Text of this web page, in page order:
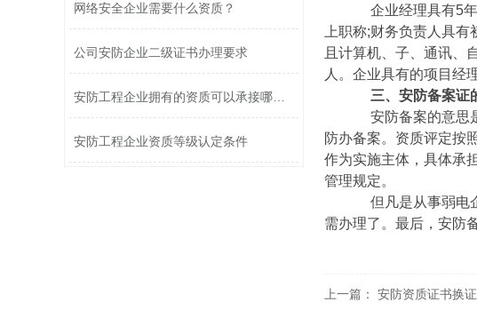
网络安全企业需要什么资质？
公司安防企业二级证书办理要求
安防工程企业资质等级认定条件
企业经理具有5年
上职称;财务负责人具
且计算机、子、通讯、
人。企业具有的项目经
三、安防备案证
安防备案的意思是:
防办备案。资质评定按
作为实施主体，具体承
管理规定。
但凡是从事弱电
需办理了。最后，安防
上一篇： 安防资质证书换